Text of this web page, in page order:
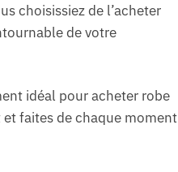
choisissiez de l’acheter
de votre
idéal pour acheter robe
faites de chaque moment